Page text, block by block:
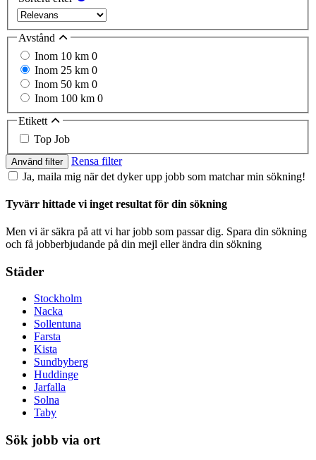
Avstånd
Inom 10 km 0
Inom 25 km 0
Inom 50 km 0
Inom 100 km 0
Etikett
Top Job
Använd filter
Rensa filter
Ja, maila mig när det dyker upp jobb som matchar min sökning!
Tyvärr hittade vi inget resultat för din sökning
Men vi är säkra på att vi har jobb som passar dig. Spara din sökning
och få jobberbjudande på din mejl eller ändra din sökning
Städer
Stockholm
Nacka
Sollentuna
Farsta
Kista
Sundbyberg
Huddinge
Jarfalla
Solna
Taby
Sök jobb via ort